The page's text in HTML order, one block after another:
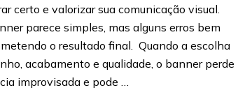
certo e valorizar sua comunicação visual.
parece simples, mas alguns erros bem
o resultado final. Quando a escolha
acabamento e qualidade, o banner perde
improvisada e pode …